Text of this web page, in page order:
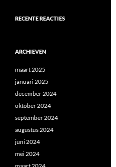
RECENTE REACTIES
ARCHIEVEN
maart 2025
januari 2025
december 2024
oktober 2024
september 2024
augustus 2024
juni 2024
mei 2024